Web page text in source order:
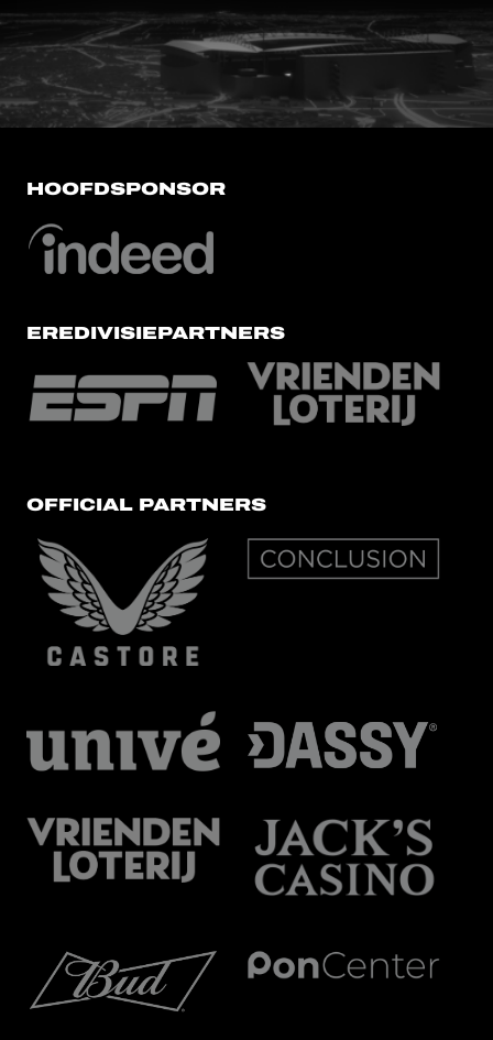
FC Utrecht<br>vanuit<br>het
HOOFDSPONSOR
EREDIVISIEPARTNERS
OFFICIAL PARTNERS